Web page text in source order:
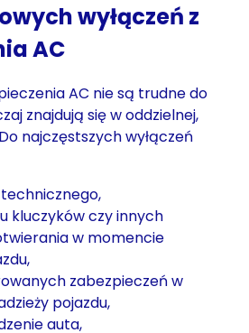
wyłączeń z
AC
AC nie są trudne do
znajdują się w oddzielnej,
najczęstszych wyłączeń
kluczyków czy innych
w momencie
zabezpieczeń w
pojazdu,
auta,